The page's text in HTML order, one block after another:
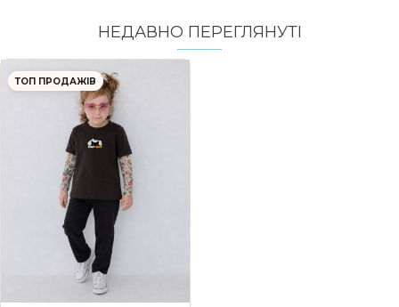
НЕДАВНО ПЕРЕГЛЯНУТI
ТОП ПРОДАЖІВ